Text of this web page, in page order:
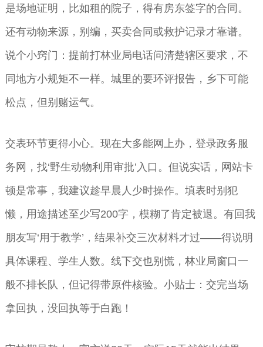
是场地证明，比如租的院子，得有房东签字的合同。
还有动物来源，别编，买卖合同或救护记录才靠谱。
说个小窍门：提前打林业局电话问清楚辖区要求，不
同地方小规矩不一样。城里的要环评报告，乡下可能
松点，但别赌运气。
交表环节更得小心。现在大多能网上办，登录政务服
务网，找‘野生动物利用审批’入口。但说实话，网站卡
顿是常事，我建议趁早晨人少时操作。填表时别犯
懒，用途描述至少写200字，模糊了肯定被退。有回我
朋友写‘用于教学’，结果补交三次材料才过——得说明
具体课程、学生人数。线下交也别慌，林业局窗口一
般不排长队，但记得带原件核验。小贴士：交完当场
拿回执，没回执等于白跑！